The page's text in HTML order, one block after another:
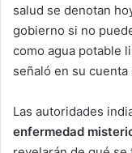
salud se denotan
gobierno si no
como agua potable
señaló en su
Las autoridades
enfermedad